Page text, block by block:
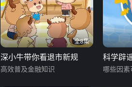
全8集
深小牛带你看退市新规
高效普及金融知识
科学辟
哪些因